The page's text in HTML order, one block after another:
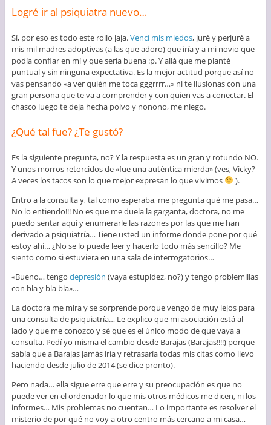
Logré ir al psiquiatra nuevo…
Sí, por eso es todo este rollo jaja.Vencí mis miedos, juré y perjuré a
mis mil madres adoptivas (a las que adoro) que iría y a mi novio que
podía confiar en mí y que sería buena :p. Y allá que me planté
puntual y sin ninguna expectativa. Es la mejor actitud porque así no
vas pensando «a ver quién me toca gggrrrr…» ni te ilusionas con una
gran persona que te va a comprender y con quien vas a conectar. El
chasco luego te deja hecha polvo y nonono, me niego.
¿Qué tal fue? ¿Te gustó?
Es la siguiente pregunta, no? Y la respuesta es un gran y rotundo NO.
Y unos morros retorcidos de «fue una auténtica mierda» (ves, Vicky?
A veces los tacos son lo que mejor expresan lo que vivimos
).
Entro a la consulta y, tal como esperaba, me pregunta qué me pasa…
No lo entiendo!!! No es que me duela la garganta, doctora, no me
puedo sentar aquí y enumerarle las razones por las que me han
derivado a psiquiatría… Tiene usted un informe donde pone por qué
estoy ahí… ¿No se lo puede leer y hacerlo todo más sencillo? Me
siento como si estuviera en una sala de interrogatorios…
«Bueno… tengo depresión (vaya estupidez, no?) y tengo problemillas
con bla y bla bla»…
La doctora me mira y se sorprende porque vengo de muy lejos para
una consulta de psiquiatría… Le explico que mi asociación está al
lado y que me conozco y sé que es el único modo de que vaya a
consulta. Pedí yo misma el cambio desde Barajas (Barajas!!!!) porque
sabía que a Barajas jamás iría y retrasaría todas mis citas como llevo
haciendo desde julio de 2014 (se dice pronto).
Pero nada… ella sigue erre que erre y su preocupación es que no
puede ver en el ordenador lo que mis otros médicos me dicen, ni los
informes… Mis problemas no cuentan… Lo importante es resolver el
misterio de por qué no voy a otro centro más cercano a mi casa…